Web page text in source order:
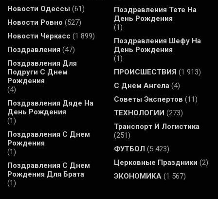
Новости Одессы (61)
Новости Ровно (527)
Новости Черкасс (1 899)
Поздравления (47)
Поздравления Для
Подруги С Днем
Рождения
(4)
Поздравления Дяде На
День Рождения
(1)
Поздравления С Днем
Рождения
(1)
Поздравления С Днем
Рождения Для Брата
(1)
Поздравления Тете На
День Рождения
(1)
Поздравления Шефу На
День Рождения
(1)
ПРОИСШЕСТВИЯ (1 913)
С Днем Ангела (4)
Советы Экспертов (11)
ТЕХНОЛОГИИ (273)
Транспорт И Логистика
(251)
ФУТБОЛ (5 423)
Церковные Праздники (2)
ЭКОНОМИКА (1 567)